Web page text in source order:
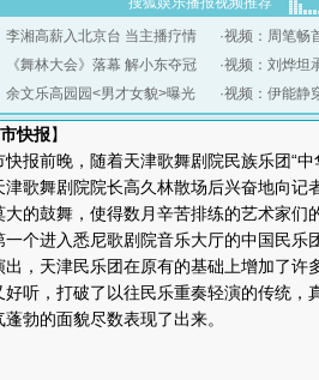
李湘高薪入北京台 当主播疗情
《舞林大会》落幕 解小东夺冠
余文乐高园园<男才女貌>曝光
·视频：周笔畅
·视频：刘烨坦
·视频：伊能静
快报】
前晚，随着天津歌舞剧院民族乐团“中
歌舞剧院院长高久林散场后兴奋地向记
的鼓舞，使得数月辛苦排练的艺术家们
个进入悉尼歌剧院音乐大厅的中国民乐
，天津民乐团在原有的基础上增加了许
听，打破了以往民乐重奏轻演的传统，
勃的面貌尽数表现了出来。